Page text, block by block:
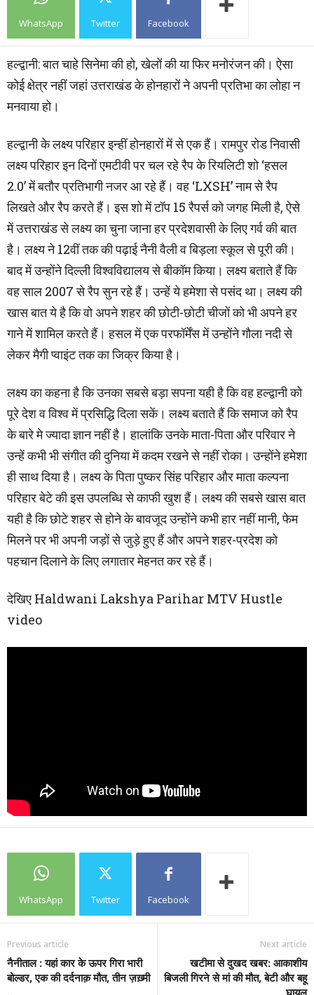
WhatsApp Twitter Facebook
हल्द्वानी: बात चाहे सिनेमा की हो, खेलों की या फिर मनोरंजन की। ऐसा
कोई क्षेत्र नहीं जहां उत्तराखंड के होनहारों ने अपनी प्रतिभा का लोहा न
मनवाया हो।
हल्द्वानी के लक्ष्य परिहार इन्हीं होनहारों में से एक हैं। रामपुर रोड निवासी
लक्ष्य परिहार इन दिनों एमटीवी पर चल रहे रैप के रियलिटी शो ‘हसल
2.0’ में बतौर प्रतिभागी नजर आ रहे हैं। वह ‘LXSH’ नाम से रैप
लिखते और रैप करते हैं। इस शो में टॉप 15 रैपर्स को जगह मिली है, ऐसे
में उत्तराखंड से लक्ष्य का चुना जाना हर प्रदेशवासी के लिए गर्व की बात
है। लक्ष्य ने 12वीं तक की पढ़ाई नैनी वैली व बिड़ला स्कूल से पूरी की।
बाद में उन्होंने दिल्ली विश्वविद्यालय से बीकॉम किया। लक्ष्य बताते हैं कि
वह साल 2007 से रैप सुन रहे हैं। उन्हें ये हमेशा से पसंद था। लक्ष्य की
खास बात ये है कि वो अपने शहर की छोटी-छोटी चीजों को भी अपने हर
गाने में शामिल करते हैं। हसल में एक परफॉर्मेंस में उन्होंने गौला नदी से
लेकर मैगी प्वाइंट तक का जिक्र किया है।
लक्ष्य का कहना है कि उनका सबसे बड़ा सपना यही है कि वह हल्द्वानी को
पूरे देश व विश्व में प्रसिद्धि दिला सकें। लक्ष्य बताते हैं कि समाज को रैप
के बारे मे ज्यादा ज्ञान नहीं है। हालांकि उनके माता-पिता और परिवार ने
उन्हें कभी भी संगीत की दुनिया में कदम रखने से नहीं रोका। उन्होंने हमेशा
ही साथ दिया है। लक्ष्य के पिता पुष्कर सिंह परिहार और माता कल्पना
परिहार बेटे की इस उपलब्धि से काफी खुश हैं। लक्ष्य की सबसे खास बात
यही है कि छोटे शहर से होने के बावजूद उन्होंने कभी हार नहीं मानी, फेम
मिलने पर भी अपनी जड़ों से जुड़े हुए हैं और अपने शहर-प्रदेश को
पहचान दिलाने के लिए लगातार मेहनत कर रहे हैं।
देखिए Haldwani Lakshya Parihar MTV Hustle
video
WhatsApp Twitter Facebook
Previous article
नैनीताल : यहां कार के ऊपर गिरा भारी
बोल्डर, एक की दर्दनाक़ मौत, तीन ज़ख़्मी
Next article
खटीमा से दुखद खबर: आकाशीय
बिजली गिरने से मां की मौत, बेटी और बहू
घायल